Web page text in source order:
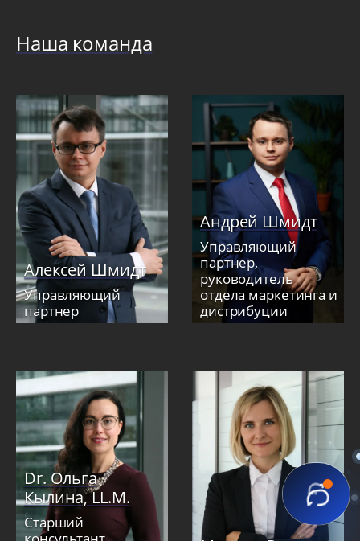
Наша команда
Алексей Шмидт
Управляющий
партнер
Андрей Шмидт
Управляющий
партнер,
руководитель
отдела маркетинга и
дистрибуции
Dr. Ольга
Кылина, LL.M.
Старший